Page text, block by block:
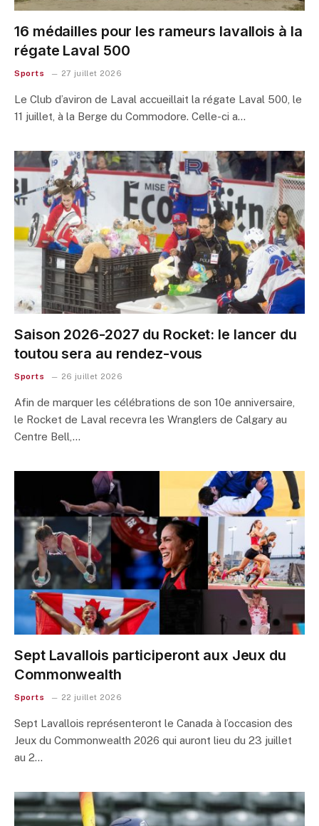
16 médailles pour les rameurs lavallois à la
régate Laval 500
Sports 27 juillet 2026
Le Club d’aviron de Laval accueillait la régate Laval 500, le
11 juillet, à la Berge du Commodore. Celle-ci a…
Saison 2026-2027 du Rocket: le lancer du
toutou sera au rendez-vous
Sports 26 juillet 2026
Afin de marquer les célébrations de son 10e anniversaire,
le Rocket de Laval recevra les Wranglers de Calgary au
Centre Bell,…
Sept Lavallois participeront aux Jeux du
Commonwealth
Sports 22 juillet 2026
Sept Lavallois représenteront le Canada à l’occasion des
Jeux du Commonwealth 2026 qui auront lieu du 23 juillet
au 2…